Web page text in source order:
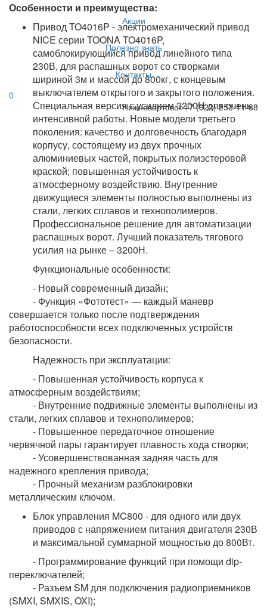
Акции
Полезно знать
Контакты
0
Нижневартовск+7 (922) 253-11-88
Особенности и преимущества:
Привод TO4016P - электромеханический привод
NICE серии TOONA TO4016P,
самоблокирующийся привод линейного типа
230В, для распашных ворот со створками
шириной 3м и массой до 800кг, с концевым
выключателем открытого и закрытого положения.
Специальная версия с усилием 3200Н для очень
интенсивной работы. Новые модели третьего
поколения: качество и долговечность благодаря
корпусу, состоящему из двух прочных
алюминиевых частей, покрытых полиэстеровой
краской; повышенная устойчивость к
атмосферному воздействию. Внутренние
движущиеся элементы полностью выполнены из
стали, легких сплавов и технополимеров.
Профессиональное решение для автоматизации
распашных ворот. Лучший показатель тягового
усилия на рынке – 3200Н.
Функциональные особенности:
- Новый современный дизайн;
- Функция «Фототест» — каждый маневр
совершается только после подтверждения
работоспособности всех подключенных устройств
безопасности.
Надежность при эксплуатации:
- Повышенная устойчивость корпуса к
атмосферным воздействиям;
- Внутренние подвижные элементы выполнены из
стали, легких сплавов и технополимеров;
- Повышенное передаточное отношение
червячной пары гарантирует плавность хода створки;
- Усовершенствованная задняя часть для
надежного крепления привода;
- Прочный механизм разблокировки
металлическим ключом.
Блок управления MC800 - для одного или двух
приводов с напряжением питания двигателя 230В
и максимальной суммарной мощностью до 800Вт.
- Программирование функций при помощи dip-
переключателей;
- Разъем SM для подключения радиоприемников
(SMXI, SMXIS, OXI);